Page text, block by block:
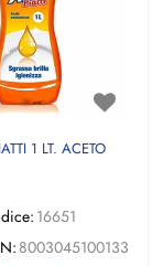
1 LT. ACETO
16651
8003045100133